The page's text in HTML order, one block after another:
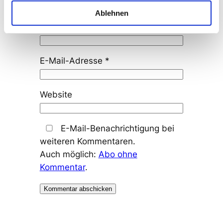
Ablehnen
Name*
E-Mail-Adresse *
Website
E-Mail-Benachrichtigung bei
weiteren Kommentaren.
Auch möglich: Abo ohne
Kommentar.